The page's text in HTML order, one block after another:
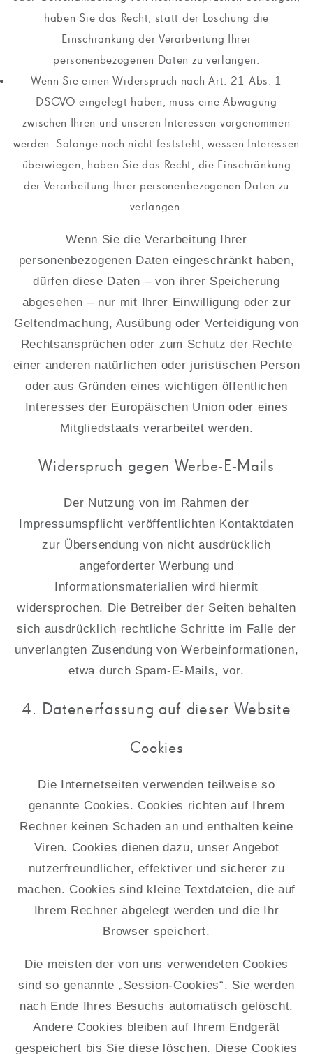
haben Sie das Recht, statt der Löschung die
Einschränkung der Verarbeitung Ihrer
personenbezogenen Daten zu verlangen.
Wenn Sie einen Widerspruch nach Art. 21 Abs. 1
DSGVO eingelegt haben, muss eine Abwägung
zwischen Ihren und unseren Interessen vorgenommen
werden. Solange noch nicht feststeht, wessen Interessen
überwiegen, haben Sie das Recht, die Einschränkung
der Verarbeitung Ihrer personenbezogenen Daten zu
verlangen.
Wenn Sie die Verarbeitung Ihrer
personenbezogenen Daten eingeschränkt haben,
dürfen diese Daten – von ihrer Speicherung
abgesehen – nur mit Ihrer Einwilligung oder zur
Geltendmachung, Ausübung oder Verteidigung von
Rechtsansprüchen oder zum Schutz der Rechte
einer anderen natürlichen oder juristischen Person
oder aus Gründen eines wichtigen öffentlichen
Interesses der Europäischen Union oder eines
Mitgliedstaats verarbeitet werden.
Widerspruch gegen Werbe-E-Mails
Der Nutzung von im Rahmen der
Impressumspflicht veröffentlichten Kontaktdaten
zur Übersendung von nicht ausdrücklich
angeforderter Werbung und
Informationsmaterialien wird hiermit
widersprochen. Die Betreiber der Seiten behalten
sich ausdrücklich rechtliche Schritte im Falle der
unverlangten Zusendung von Werbeinformationen,
etwa durch Spam-E-Mails, vor.
4. Datenerfassung auf dieser Website
Cookies
Die Internetseiten verwenden teilweise so
genannte Cookies. Cookies richten auf Ihrem
Rechner keinen Schaden an und enthalten keine
Viren. Cookies dienen dazu, unser Angebot
nutzerfreundlicher, effektiver und sicherer zu
machen. Cookies sind kleine Textdateien, die auf
Ihrem Rechner abgelegt werden und die Ihr
Browser speichert.
Die meisten der von uns verwendeten Cookies
sind so genannte „Session-Cookies“. Sie werden
nach Ende Ihres Besuchs automatisch gelöscht.
Andere Cookies bleiben auf Ihrem Endgerät
gespeichert bis Sie diese löschen. Diese Cookies